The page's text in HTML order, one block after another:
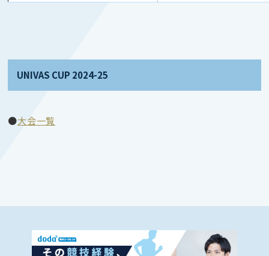
UNIVAS CUP 2024-25
●大会一覧